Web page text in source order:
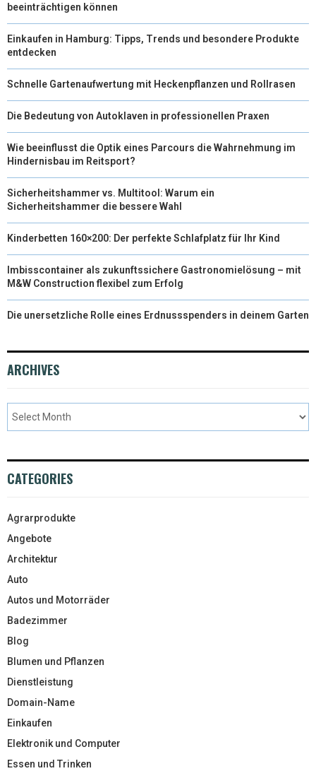
beeinträchtigen können
Einkaufen in Hamburg: Tipps, Trends und besondere Produkte
entdecken
Schnelle Gartenaufwertung mit Heckenpflanzen und Rollrasen
Die Bedeutung von Autoklaven in professionellen Praxen
Wie beeinflusst die Optik eines Parcours die Wahrnehmung im
Hindernisbau im Reitsport?
Sicherheitshammer vs. Multitool: Warum ein
Sicherheitshammer die bessere Wahl
Kinderbetten 160×200: Der perfekte Schlafplatz für Ihr Kind
Imbisscontainer als zukunftssichere Gastronomielösung – mit
M&W Construction flexibel zum Erfolg
Die unersetzliche Rolle eines Erdnussspenders in deinem Garten
ARCHIVES
CATEGORIES
Agrarprodukte
Angebote
Architektur
Auto
Autos und Motorräder
Badezimmer
Blog
Blumen und Pflanzen
Dienstleistung
Domain-Name
Einkaufen
Elektronik und Computer
Essen und Trinken